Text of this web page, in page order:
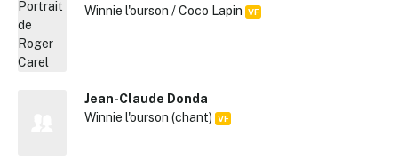
Winnie l'ourson / Coco Lapin VF
Jean-Claude Donda
Winnie l'ourson (chant) VF